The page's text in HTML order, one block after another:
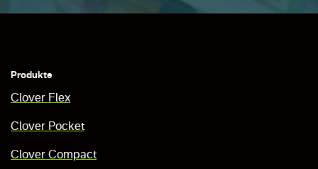
Produkte
Clover Flex
Clover Pocket
Clover Compact